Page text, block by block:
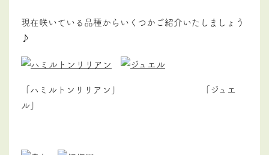
現在咲いている品種からいくつかご紹介いたしましょう
♪
「ハミルトンリリアン」 「ジュエ
ル」